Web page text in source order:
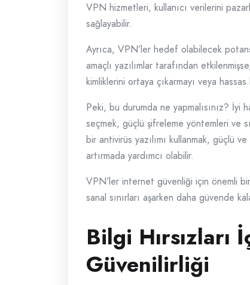
VPN hizmetleri, kullanıcı verilerini
sağlayabilir.
Ayrıca, VPN’ler hedef olabilecek
amaçlı yazılımlar tarafından
kimliklerini ortaya çıkarmayı veya
Peki, bu durumda ne yapmalısınız? İyi
seçmek, güçlü şifreleme yöntemleri ve
bir antivirüs yazılımı kullanmak, güçlü
artırmada yardımcı olabilir.
VPN’ler internet güvenliği için önemli
sanal sınırları aşarken daha güvende
Bilgi
Güvenilirliği